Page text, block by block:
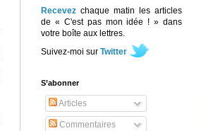
Recevez chaque matin les articles
de « C'est pas mon idée ! » dans
votre boîte aux lettres.
Suivez-moi sur Twitter
S’abonner
Articles
Commentaires